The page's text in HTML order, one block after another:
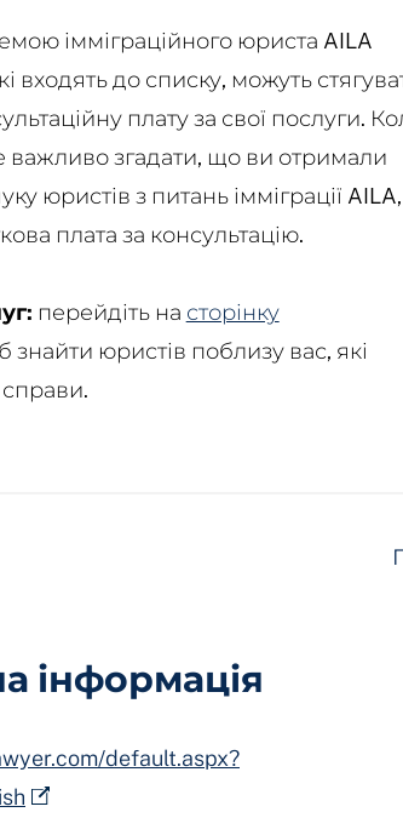
імміграційного юриста AILA
входять до списку, можуть
плату за свої послуги.
важливо згадати, що ви отримали
юристів з питань імміграції AILA,
плата за консультацію.
перейдіть на сторінку
знайти юристів поблизу вас, які
справи.
інформація
default.aspx?